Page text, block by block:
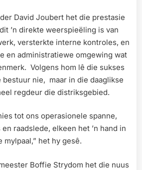
David Joubert het die prestasie
’n direkte weerspieëling is van
versterkte interne kontroles, en
en administratiewe omgewing wat
Volgens hom lê die sukses
nie, maar in die daaglikse
regdeur die distriksgebied.
tot ons operasionele spanne,
raadslede, elkeen het ’n hand in
het hy gesê.
Boffie Strydom het die nuus